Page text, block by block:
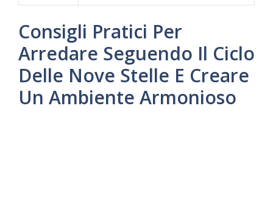
Consigli Pratici Per
Arredare Seguendo Il Ciclo
Delle Nove Stelle E Creare
Un Ambiente Armonioso